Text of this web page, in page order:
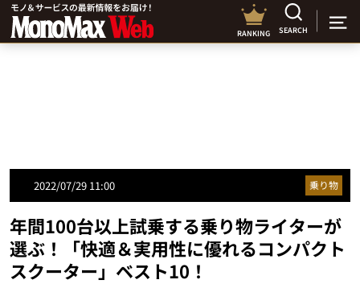
RANKING SEARCH
2022/07/29 11:00 乗り物
年間100台以上試乗する乗り物ライターが
選ぶ！「快適＆実用性に優れるコンパクト
スクーター」ベスト10！